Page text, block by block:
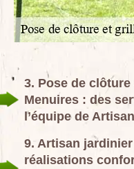
3. Pose de
Menuires : des
l’équipe de
9. Artisan
réalisations